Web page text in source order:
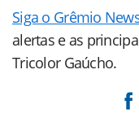
Siga o Grêmio
alertas e as
Tricolor Gaúcho.